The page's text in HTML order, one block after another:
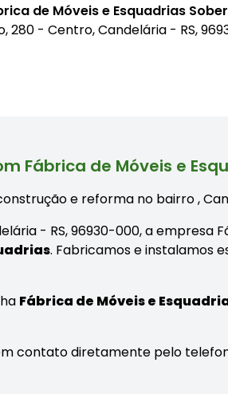
de Móveis e Esquadrias
280 - Centro, Candelária - RS,
Fábrica de Móveis e
e reforma no bairro,
- RS, 96930-000, a empresa
. Fabricamos e instalamos
Fábrica de Móveis e
contato diretamente pelo